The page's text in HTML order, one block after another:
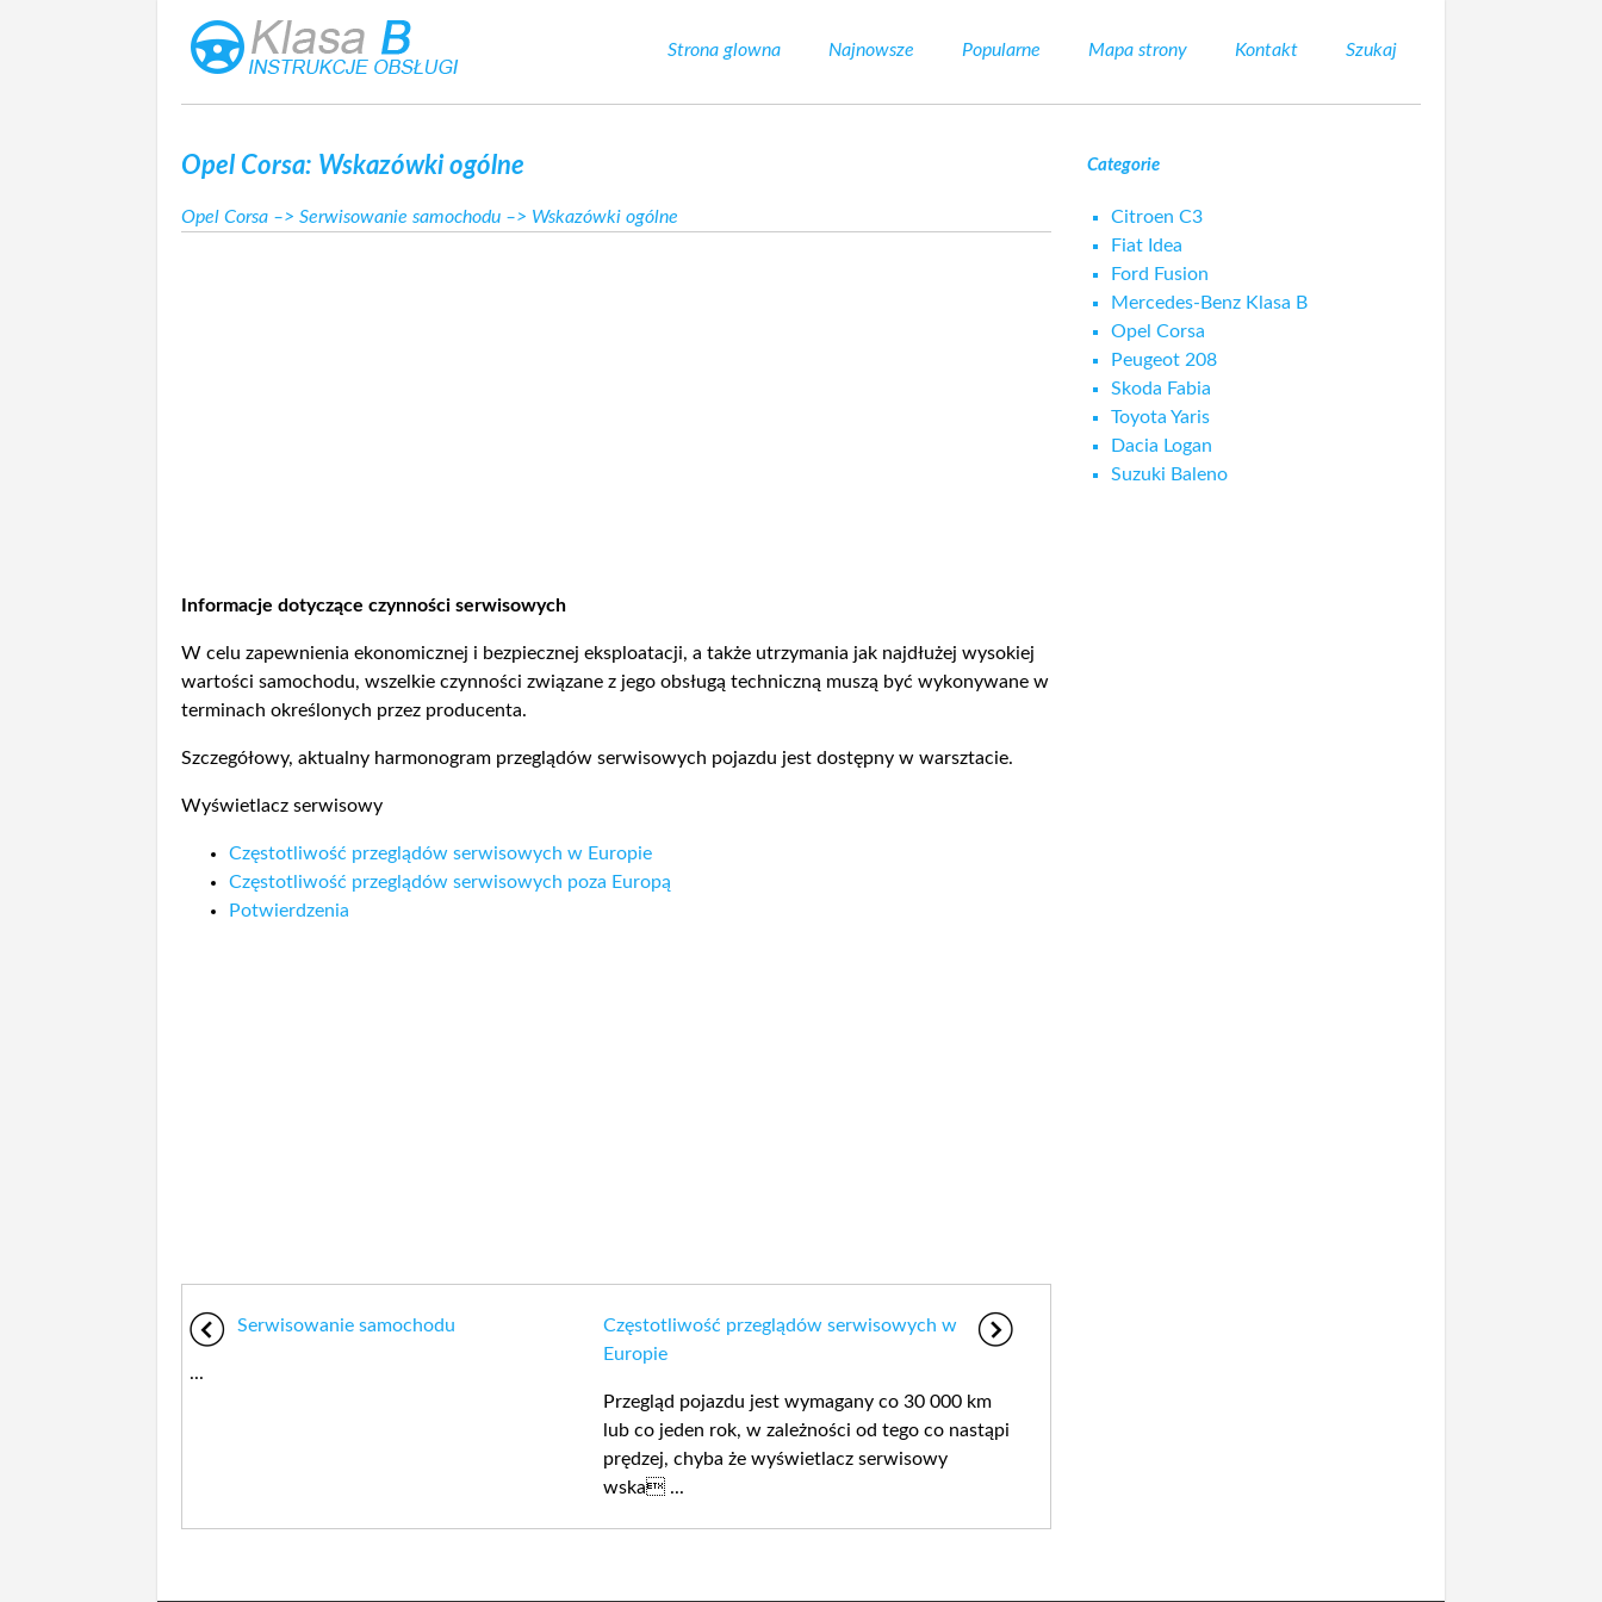
Strona glowna Najnowsze Popularne Mapa strony Kontakt Szukaj
Opel Corsa: Wskazówki ogólne
Opel Corsa –> Serwisowanie samochodu –> Wskazówki ogólne
Informacje dotyczące czynności serwisowych
W celu zapewnienia ekonomicznej i bezpiecznej eksploatacji, a także utrzymania jak najdłużej wysokiej
wartości samochodu, wszelkie czynności związane z jego obsługą techniczną muszą być wykonywane w
terminach określonych przez producenta.
Szczegółowy, aktualny harmonogram przeglądów serwisowych pojazdu jest dostępny w warsztacie.
Wyświetlacz serwisowy
Częstotliwość przeglądów serwisowych w Europie
Częstotliwość przeglądów serwisowych poza Europą
Potwierdzenia
Serwisowanie samochodu
...
Częstotliwość przeglądów serwisowych w
Europie
Przegląd pojazdu jest wymagany co 30 000 km
lub co jeden rok, w zależności od tego co nastąpi
prędzej, chyba że wyświetlacz serwisowy
wska ...
Categorie
Citroen C3
Fiat Idea
Ford Fusion
Mercedes-Benz Klasa B
Opel Corsa
Peugeot 208
Skoda Fabia
Toyota Yaris
Dacia Logan
Suzuki Baleno